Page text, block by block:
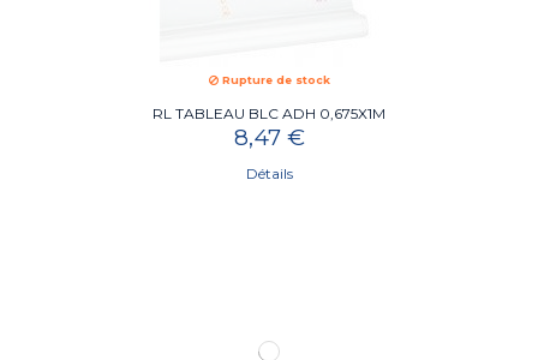
Rupture de stock
RL TABLEAU BLC ADH 0,675X1M
8,47 €
Détails